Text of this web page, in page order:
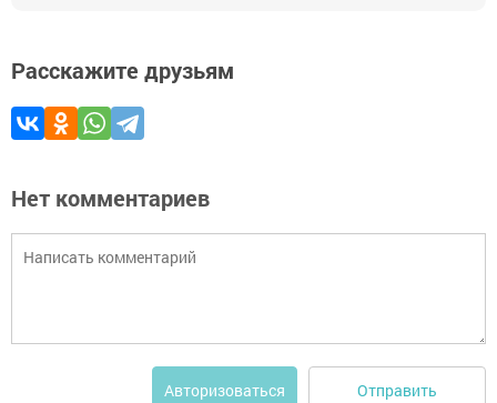
Расскажите друзьям
Нет комментариев
Авторизоваться Отправить